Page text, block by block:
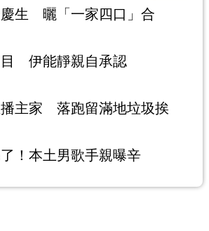
生 曬「一家四口」合
目 伊能靜親自承認
主家 落跑留滿地垃圾挨
！本土男歌手親曝辛